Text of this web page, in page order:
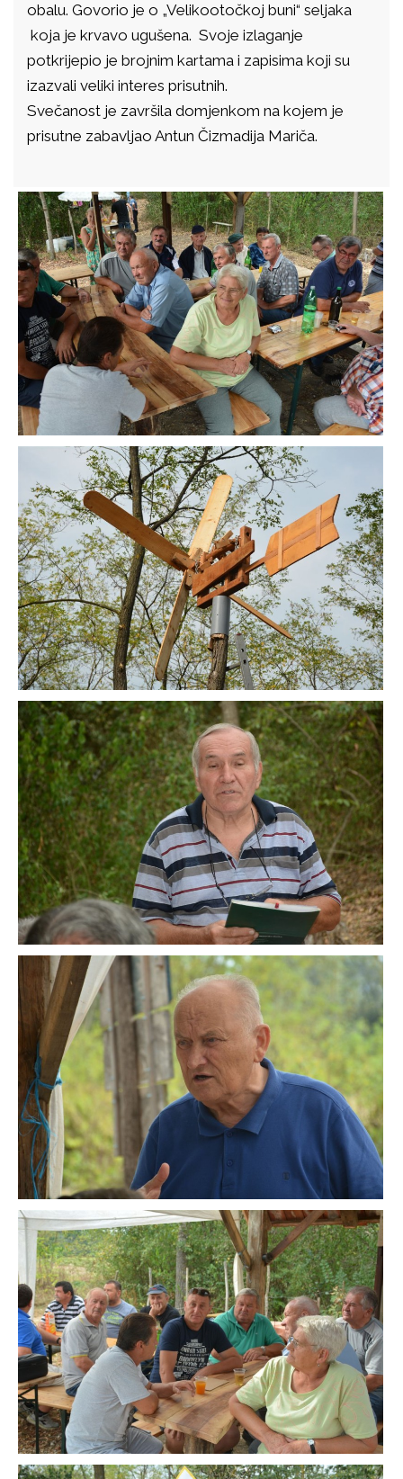
obalu. Govorio je o „Velikootočkoj buni“ seljaka
koja je krvavo ugušena. Svoje izlaganje
potkrijepio je brojnim kartama i zapisima koji su
izazvali veliki interes prisutnih.
Svečanost je završila domjenkom na kojem je
prisutne zabavljao Antun Čizmadija Mariča.